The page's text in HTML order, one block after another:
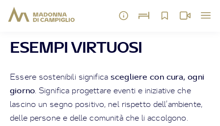
ESEMPI VIRTUOSI
Essere sostenibili significa scegliere con cura, ogni
giorno. Significa progettare eventi e iniziative che
lascino un segno positivo, nel rispetto dell’ambiente,
delle persone e delle comunità che li accolgono.